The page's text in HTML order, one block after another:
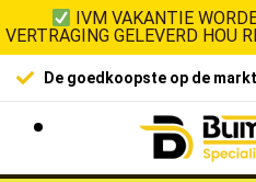
IVM VAKANTIE
VERTRAGING GELEVERD HOU
De goedkoopste op de markt